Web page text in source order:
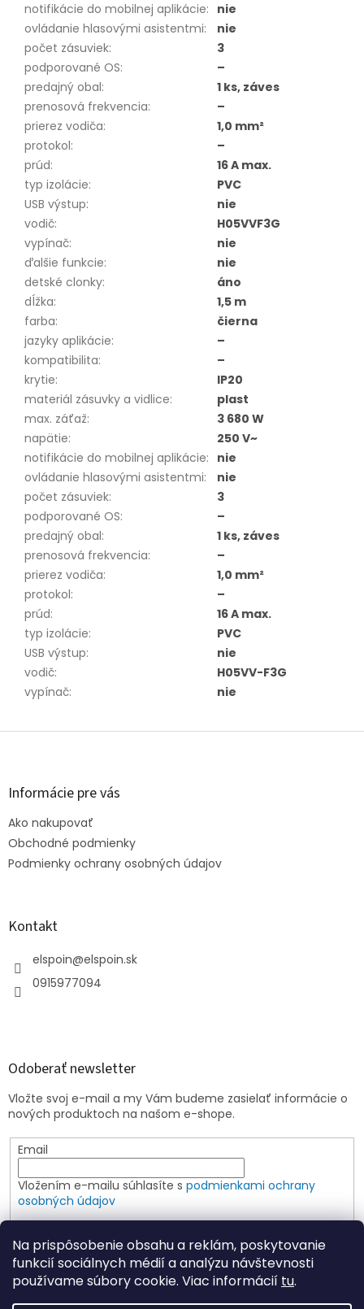
Na prispôsobenie obsahu a reklám, poskytovanie
funkcií sociálnych médií a analýzu návštevnosti
používame súbory cookie. Viac informácií tu.
notifikácie do mobilnej aplikácie: nie
ovládanie hlasovými asistentmi:
nie
počet zásuviek:
3
podporované OS:
–
predajný obal:
1 ks, záves
prenosová frekvencia:
–
prierez vodiča:
1,0 mm²
protokol:
–
prúd:
16 A max.
typ izolácie:
PVC
USB výstup:
nie
vodič:
H05VVF3G
vypínač:
nie
ďalšie funkcie:
nie
detské clonky:
áno
dĺžka:
1,5 m
farba:
čierna
jazyky aplikácie:
–
kompatibilita:
–
krytie:
IP20
materiál zásuvky a vidlice:
plast
max. záťaž:
3 680 W
napätie:
250 V~
notifikácie do mobilnej aplikácie: nie
ovládanie hlasovými asistentmi:
nie
počet zásuviek:
3
podporované OS:
–
predajný obal:
1 ks, záves
prenosová frekvencia:
–
prierez vodiča:
1,0 mm²
protokol:
–
prúd:
16 A max.
typ izolácie:
PVC
USB výstup:
nie
vodič:
H05VV-F3G
vypínač: nie
Z
Informácie pre vás
Ako nakupovať
Obchodné podmienky
Podmienky ochrany osobných údajov
Kontakt
elspoin@elspoin.sk
0915977094
Odoberať newsletter
Vložte svoj e-mail a my Vám budeme zasielať informácie o
nových produktoch na našom e-shope.
Email
Vložením e-mailu súhlasíte s podmienkami ochrany
osobných údajov
PRIHLÁSIŤ SA